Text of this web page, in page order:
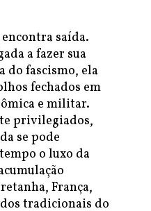
saída.
a fazer sua
do fascismo, ela
fechados em
e militar.
privilegiados,
se pode
o luxo da
França,
tradicionais do